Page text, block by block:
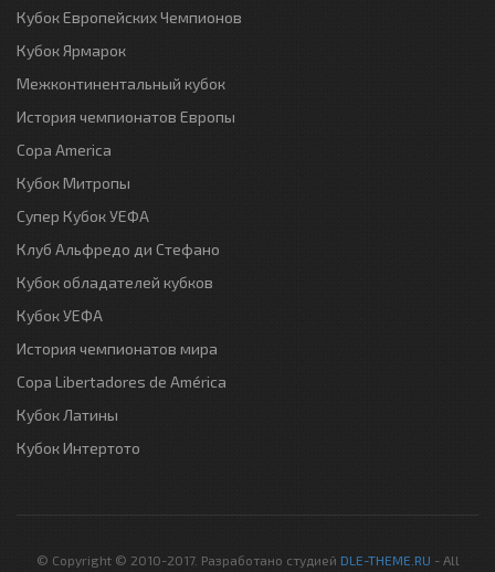
Кубок Европейских Чемпионов
Кубок Ярмарок
Межконтинентальный кубок
История чемпионатов Европы
Copa America
Кубок Митропы
Супер Кубок УЕФА
Клуб Альфредо ди Стефано
Кубок обладателей кубков
Кубок УЕФА
История чемпионатов мира
Copa Libertadores de América
Кубок Латины
Кубок Интертото
© Copyright © 2010-2017. Разработано студией DLE-THEME.RU - All